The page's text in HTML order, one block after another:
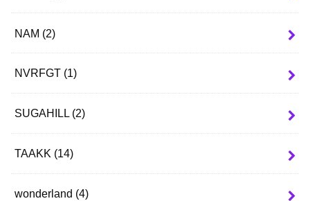
NAM (2)
NVRFGT (1)
SUGAHILL (2)
TAAKK (14)
wonderland (4)